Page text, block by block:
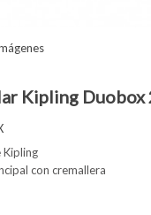
Kipling Duobox
Kipling
con cremallera